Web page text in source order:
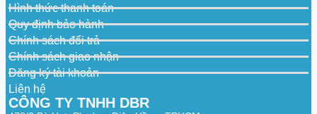
PoE budget per
port
30 W
PoE power pins 1–2 (+), 3–6 (-)
PoE Out
standard
IEEE 802.3af/at (PoE/PoE+)
Dimensions and Weight
Hình thức thanh toán
Quy định bảo hành
Chính sách đổi trả
Chính sách giao nhận
Đăng ký tài khoản
Liên hệ
CÔNG TY TNHH DBR